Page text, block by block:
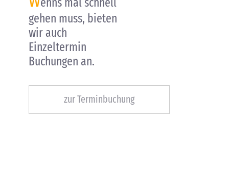
gehen muss, bieten
wir auch
Einzeltermin
Buchungen an.
zur Terminbuchung